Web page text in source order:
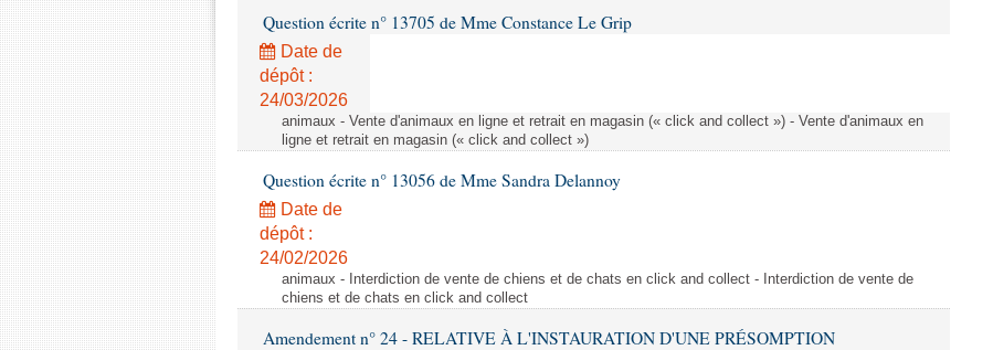
Question écrite n° 13705 de Mme Constance Le Grip
Date de
dépôt :
24/03/2026
animaux - Vente d'animaux en ligne et retrait en magasin (« click and collect ») - Vente d'animaux en
ligne et retrait en magasin (« click and collect »)
Question écrite n° 13056 de Mme Sandra Delannoy
Date de
dépôt :
24/02/2026
animaux - Interdiction de vente de chiens et de chats en click and collect - Interdiction de vente de
chiens et de chats en click and collect
Amendement n° 24 - RELATIVE À L'INSTAURATION D'UNE PRÉSOMPTION